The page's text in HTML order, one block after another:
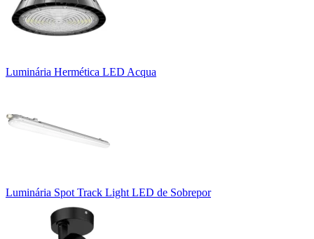
Luminária Hermética LED Acqua
Luminária Spot Track Light LED de Sobrepor